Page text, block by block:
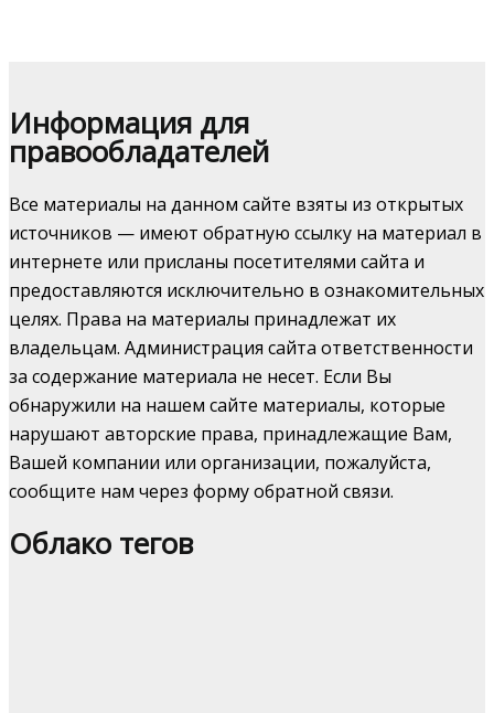
Информация для
правообладателей
Все материалы на данном сайте взяты из открытых
источников — имеют обратную ссылку на материал в
интернете или присланы посетителями сайта и
предоставляются исключительно в ознакомительных
целях. Права на материалы принадлежат их
владельцам. Администрация сайта ответственности
за содержание материала не несет. Если Вы
обнаружили на нашем сайте материалы, которые
нарушают авторские права, принадлежащие Вам,
Вашей компании или организации, пожалуйста,
сообщите нам через форму обратной связи.
Облако тегов